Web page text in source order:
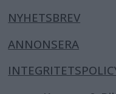
NYHETSBREV
ANNONSERA